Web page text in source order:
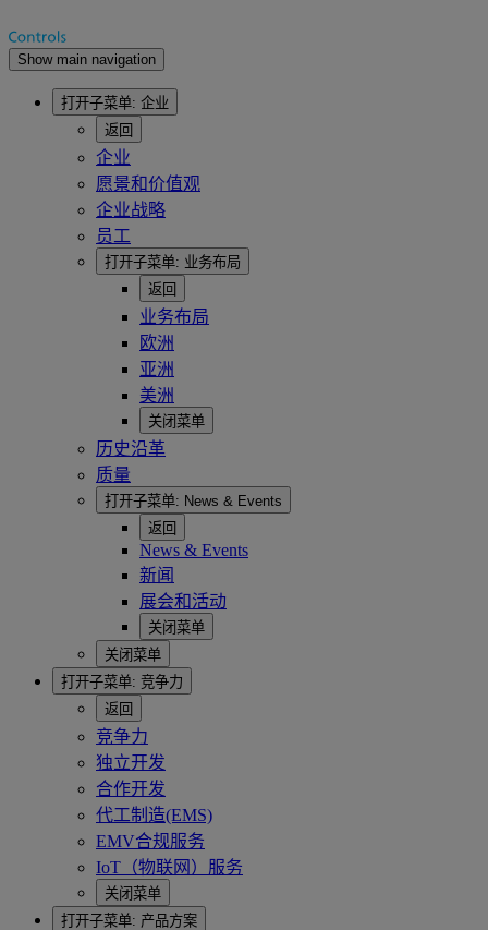
Show main navigation
打开子菜单: 企业
返回
企业
愿景和价值观
企业战略
员工
打开子菜单: 业务布局
返回
业务布局
欧洲
亚洲
美洲
关闭菜单
历史沿革
质量
打开子菜单: News & Events
返回
News & Events
新闻
展会和活动
关闭菜单
关闭菜单
打开子菜单: 竞争力
返回
竞争力
独立开发
合作开发
代工制造(EMS)
EMV合规服务
IoT（物联网）服务
关闭菜单
打开子菜单: 产品方案